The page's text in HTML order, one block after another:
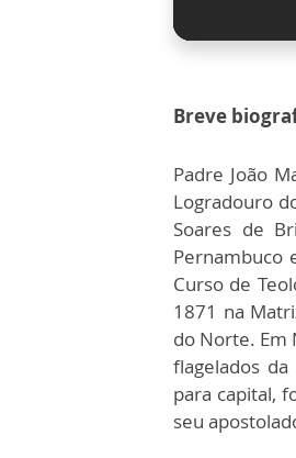
Breve
Padre João
Logradouro
Soares de
Pernambuco
Curso de
1871 na
do Norte. Em
flagelados
para capital,
seu